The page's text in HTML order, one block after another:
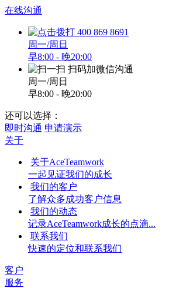
在线沟通
400 869 8691
周一/周日
早8:00 - 晚20:00
扫码加微信沟通
周一/周日
早8:00 - 晚20:00
还可以选择：
即时沟通 申请演示
关于
关于AceTeamwork
一起见证我们的成长
我们的客户
了解众多成功客户信息
我们的动态
记录AceTeamwork成长的点滴...
联系我们
快速的定位和联系我们
客户
服务